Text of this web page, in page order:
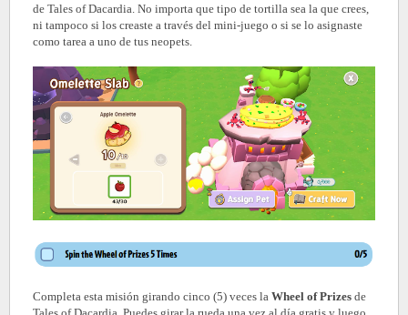
de Tales of Dacardia. No importa que tipo de tortilla sea la que crees,
ni tampoco si los creaste a través del mini-juego o si se lo asignaste
como tarea a uno de tus neopets.
Completa esta misión girando cinco (5) veces la Wheel of Prizes de